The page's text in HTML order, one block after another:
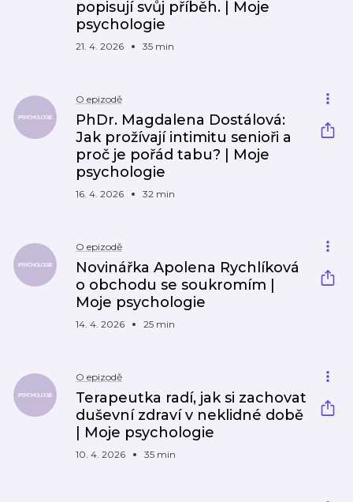
popisují svůj příběh. | Moje
psychologie
21. 4. 2026 35 min
O epizodě
PhDr. Magdalena Dostálová:
Jak prožívají intimitu senioři a
proč je pořád tabu? | Moje
psychologie
16. 4. 2026 32 min
O epizodě
Novinářka Apolena Rychlíková
o obchodu se soukromím |
Moje psychologie
14. 4. 2026 25 min
O epizodě
Terapeutka radí, jak si zachovat
duševní zdraví v neklidné době
| Moje psychologie
10. 4. 2026 35 min